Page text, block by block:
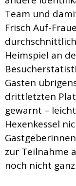
Team und
Frisch Auf-
Heimspiel an
Gästen
drittletzten
gewarnt –
Hexenkessel
zur Teilnahme
noch nicht